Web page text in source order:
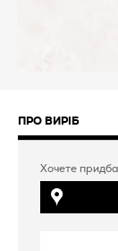
ПРО ВИРІБ
Хочете